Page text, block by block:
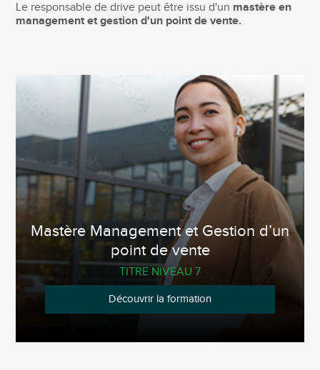
Le responsable de drive peut être issu d'un mastère en
management et gestion d'un point de vente.
Mastère Management et Gestion d’un
point de vente
TITRE NIVEAU 7
Découvrir la formation